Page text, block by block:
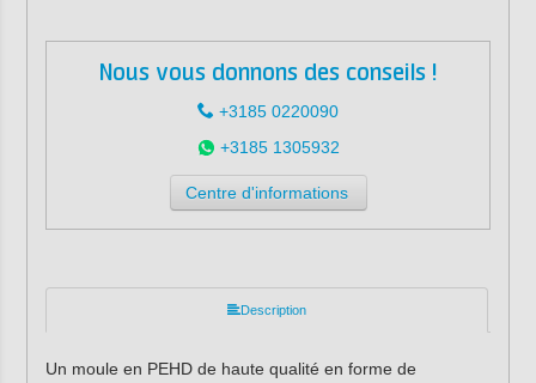
Nous vous donnons des conseils !
+3185 0220090
+3185 1305932
Centre d'informations
Description
Un moule en PEHD de haute qualité en forme de